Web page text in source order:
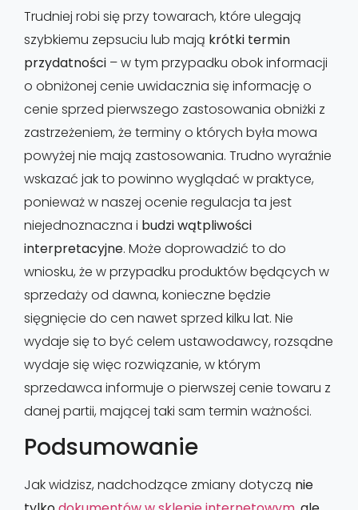
Trudniej robi się przy towarach, które ulegają
szybkiemu zepsuciu lub mają krótki termin
przydatności – w tym przypadku obok informacji
o obniżonej cenie uwidacznia się informację o
cenie sprzed pierwszego zastosowania obniżki z
zastrzeżeniem, że terminy o których była mowa
powyżej nie mają zastosowania. Trudno wyraźnie
wskazać jak to powinno wyglądać w praktyce,
ponieważ w naszej ocenie regulacja ta jest
niejednoznaczna i budzi wątpliwości
interpretacyjne. Może doprowadzić to do
wniosku, że w przypadku produktów będących w
sprzedaży od dawna, konieczne będzie
sięgnięcie do cen nawet sprzed kilku lat. Nie
wydaje się to być celem ustawodawcy, rozsądne
wydaje się więc rozwiązanie, w którym
sprzedawca informuje o pierwszej cenie towaru z
danej partii, mającej taki sam termin ważności.
Podsumowanie
Jak widzisz, nadchodzące zmiany dotyczą nie